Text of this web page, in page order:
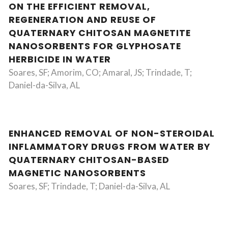
ON THE EFFICIENT REMOVAL,
REGENERATION AND REUSE OF
QUATERNARY CHITOSAN MAGNETITE
NANOSORBENTS FOR GLYPHOSATE
HERBICIDE IN WATER
Soares, SF; Amorim, CO; Amaral, JS; Trindade, T;
Daniel-da-Silva, AL
ENHANCED REMOVAL OF NON-STEROIDAL
INFLAMMATORY DRUGS FROM WATER BY
QUATERNARY CHITOSAN-BASED
MAGNETIC NANOSORBENTS
Soares, SF; Trindade, T; Daniel-da-Silva, AL